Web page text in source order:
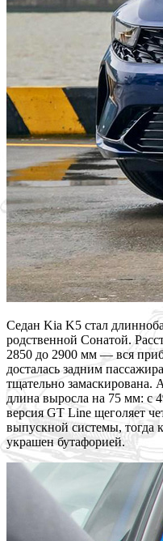
Седан Kia K5 стал
родственной Сонатой.
2850 до 2900 мм — вся
досталась задним
тщательно
длина выросла на 75 мм: с
версия GT Line щеголяет
выпускной системы, тогда
украшен бутафорией.